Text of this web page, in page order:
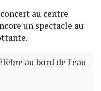
au centre
un spectacle au
au bord de l'eau